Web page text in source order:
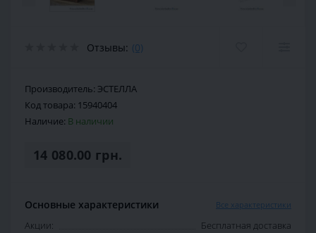
Отзывы: (0)
Производитель: ЭСТЕЛЛА
Код товара: 15940404
Наличие: В наличии
14 080.00 грн.
Основные характеристики Все характеристики
Акции:
Бесплатная доставка